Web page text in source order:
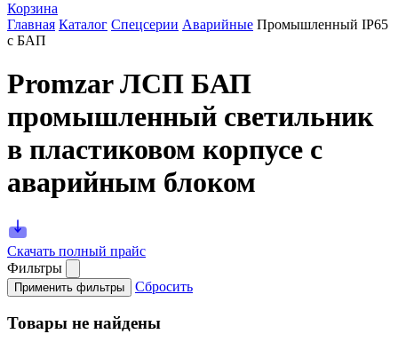
Корзина
Главная Каталог Спецсерии Аварийные Промышленный IP65
с БАП
Promzar ЛСП БАП
промышленный светильник
в пластиковом корпусе с
аварийным блоком
Скачать полный прайс
Фильтры
Применить фильтры Сбросить
Товары не найдены